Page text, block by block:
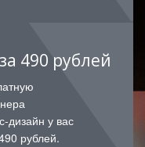
490 рублей
дизайн у вас
рублей.